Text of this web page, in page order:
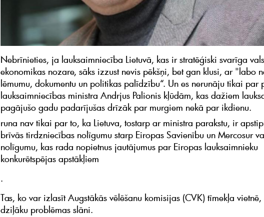
Nebrīnieties, ja lauksaimniecība Lietuvā, kas ir stratēģiski svarīga
ekonomikas nozare, sāks izzust nevis pēkšņi, bet gan klusi, ar "labo
lēmumu, dokumentu un politikas palīdzību“. Un es nerunāju tikai par
lauksaimniecības ministra Andrjus Palionis kļūdām, kas dažiem
pagājušo gadu padarījušas drīzāk par murgiem nekā par ikdienu.
runa nav tikai par to, ka Lietuva, tostarp ar ministra parakstu, ir
brīvās tirdzniecības nolīgumu starp Eiropas Savienību un Mercosur
nolīgumu, kas rada nopietnus jautājumus par Eiropas lauksaimnieku
konkurētspējas apstākļiem
.
Tas, ko var izlasīt Augstākās vēlēšanu komisijas (CVK) tīmekļa
dziļāku problēmas slāni.